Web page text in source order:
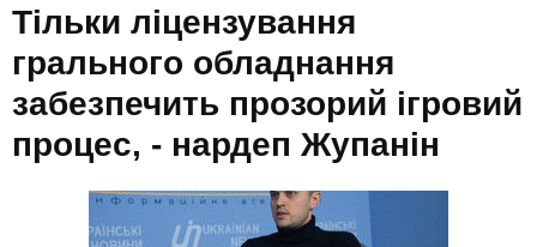
Тільки ліцензування
грального обладнання
забезпечить прозорий ігровий
процес, - нардеп Жупанін